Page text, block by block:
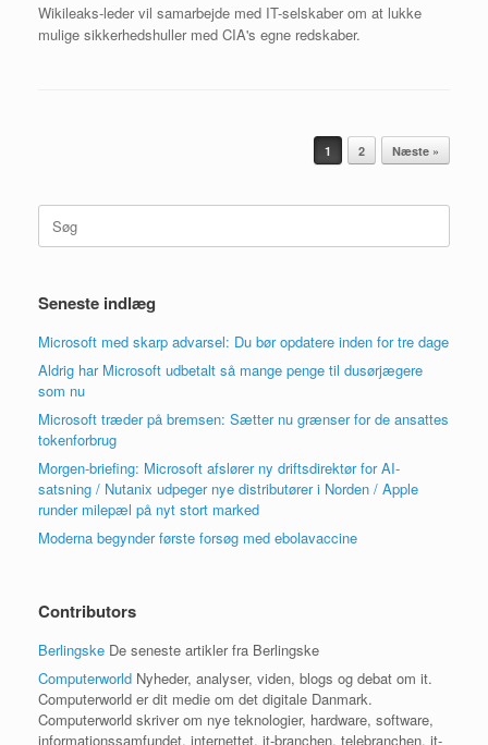
Wikileaks-leder vil samarbejde med IT-selskaber om at lukke
mulige sikkerhedshuller med CIA's egne redskaber.
1 2 Næste »
Søg
efter:
Seneste indlæg
Microsoft med skarp advarsel: Du bør opdatere inden for tre dage
Aldrig har Microsoft udbetalt så mange penge til dusørjægere
som nu
Microsoft træder på bremsen: Sætter nu grænser for de ansattes
tokenforbrug
Morgen-briefing: Microsoft afslører ny driftsdirektør for AI-
satsning / Nutanix udpeger nye distributører i Norden / Apple
runder milepæl på nyt stort marked
Moderna begynder første forsøg med ebolavaccine
Contributors
Berlingske De seneste artikler fra Berlingske
Computerworld Nyheder, analyser, viden, blogs og debat om it.
Computerworld er dit medie om det digitale Danmark.
Computerworld skriver om nye teknologier, hardware, software,
informationssamfundet, internettet, it-branchen, telebranchen, it-